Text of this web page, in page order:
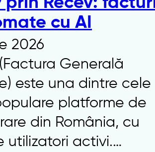
cu AI
2026
Generală
este una dintre cele
platforme de
din România, cu
utilizatori activi.…